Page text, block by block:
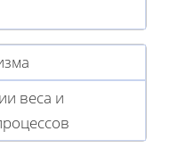
веса и